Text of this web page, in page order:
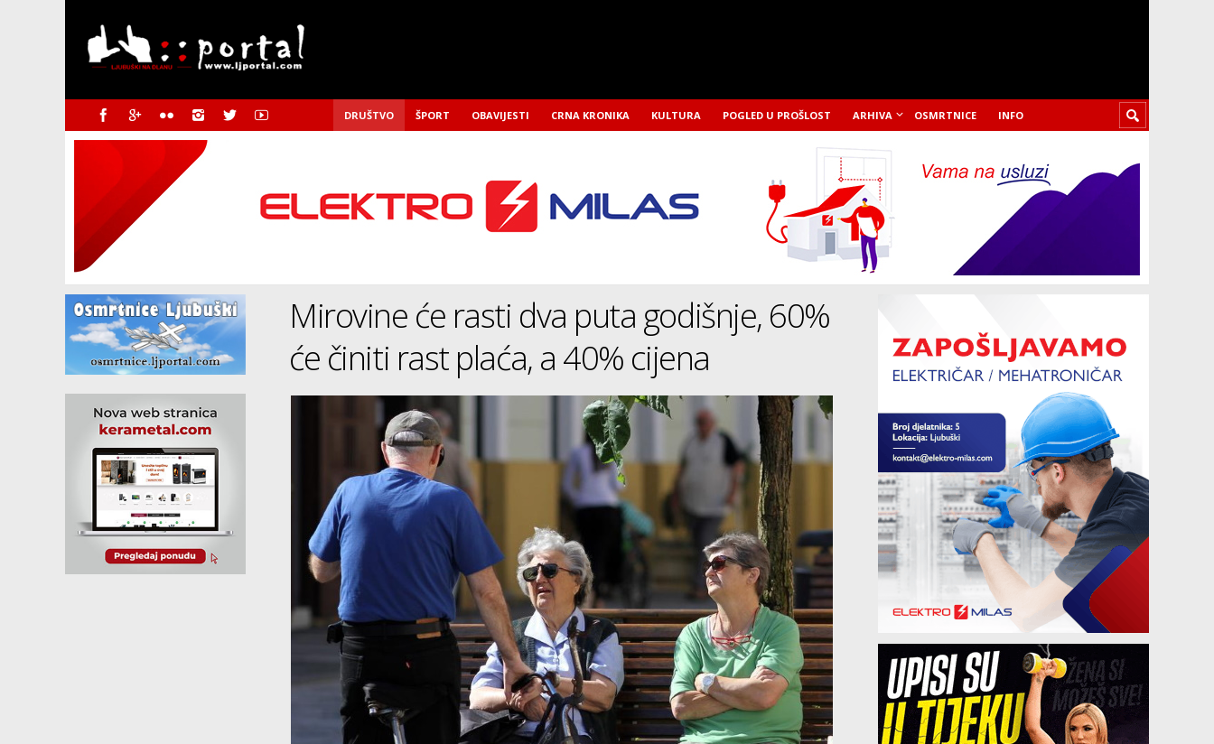
DRUŠTVO ŠPORT OBAVIJESTI CRNA KRONIKA KULTURA POGLED U PROŠLOST ARHIVA OSMRTNICE INFO
Mirovine će rasti dva puta godišnje, 60%
će činiti rast plaća, a 40% cijena